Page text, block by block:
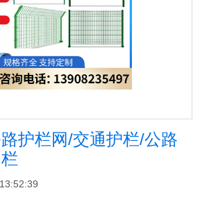
护栏网/交通护栏/公路